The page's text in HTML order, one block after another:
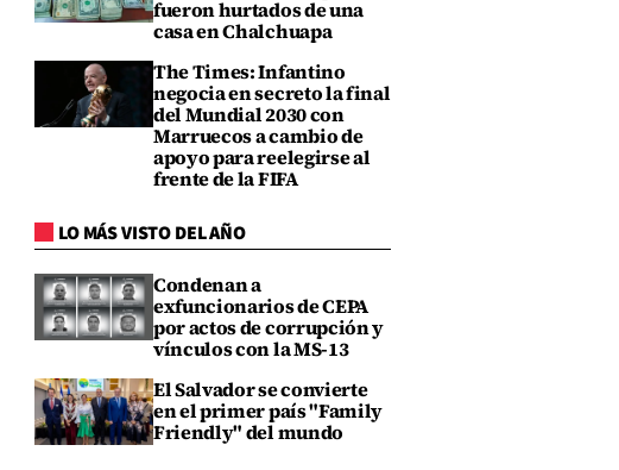
fueron hurtados de una
casa en Chalchuapa
The Times: Infantino
negocia en secreto la final
del Mundial 2030 con
Marruecos a cambio de
apoyo para reelegirse al
frente de la FIFA
LO MÁS VISTO DEL AÑO
Condenan a
exfuncionarios de CEPA
por actos de corrupción y
vínculos con la MS-13
El Salvador se convierte
en el primer país "Family
Friendly" del mundo